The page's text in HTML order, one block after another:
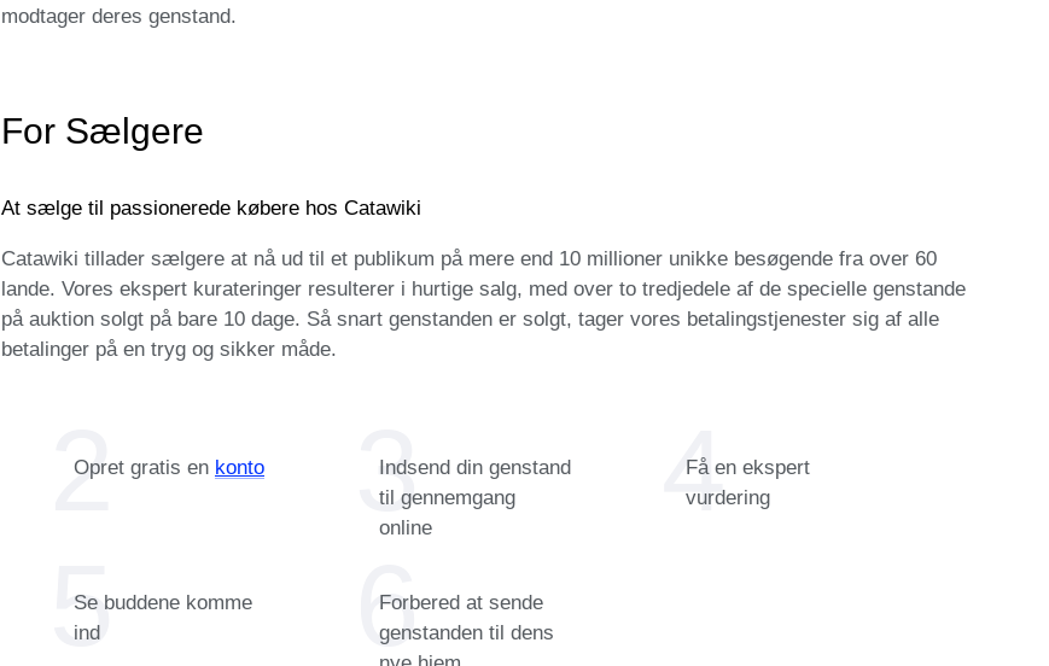
modtager deres genstand.
For Sælgere
At sælge til passionerede købere hos Catawiki
Catawiki tillader sælgere at nå ud til et publikum på mere end 10 millioner unikke besøgende fra over 60
lande. Vores ekspert kurateringer resulterer i hurtige salg, med over to tredjedele af de specielle genstande
på auktion solgt på bare 10 dage. Så snart genstanden er solgt, tager vores betalingstjenester sig af alle
betalinger på en tryg og sikker måde.
Opret gratis en konto
Indsend din genstand
til gennemgang
online
Få en ekspert
vurdering
Se buddene komme
ind
Forbered at sende
genstanden til dens